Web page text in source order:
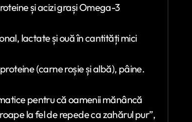
și acizi grași Omega-3
lactate și ouă în cantități mici
(carne roșie și albă), pâine.
pentru că oamenii mănâncă
la fel de repede ca zahărul pur”,